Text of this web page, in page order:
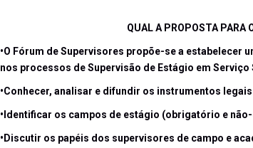
QUAL A PROPOSTA PARA
•O Fórum de Supervisores propõe-se a estabelecer
nos processos de Supervisão de Estágio em
•Conhecer, analisar e difundir os instrumentos
•Identificar os campos de estágio (obrigatório e
•Discutir os papéis dos supervisores de campo e